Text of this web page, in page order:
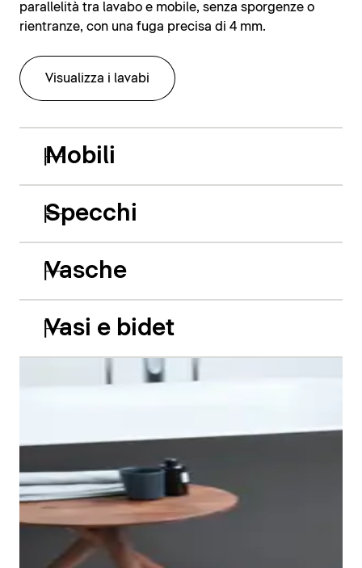
parallelità tra lavabo e mobile, senza sporgenze o
rientranze, con una fuga precisa di 4 mm.
Visualizza i lavabi
Mobili
Specchi
Vasche
Vasi e bidet